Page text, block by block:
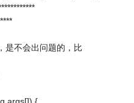
是不会出问题的，比